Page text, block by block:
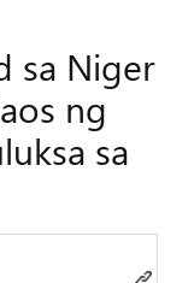
sa Niger
ng
sa